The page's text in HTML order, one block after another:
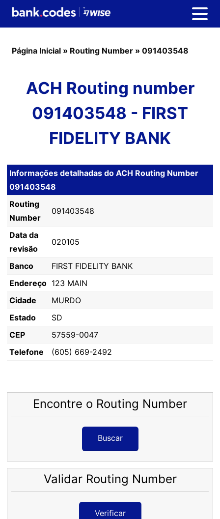
Página Inicial » Routing Number » 091403548
ACH Routing number
091403548 - FIRST
FIDELITY BANK
Informações detalhadas do ACH Routing Number
091403548
Routing
Number
091403548
Data da
revisão
020105
Banco
FIRST FIDELITY BANK
Endereço 123 MAIN
Cidade
MURDO
Estado
SD
CEP
57559-0047
Telefone
(605) 669-2492
Encontre o Routing Number
Buscar
Validar Routing Number
Verificar